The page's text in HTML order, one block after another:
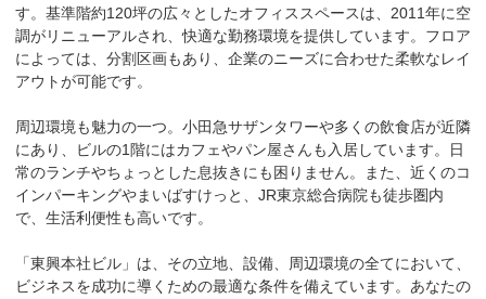
す。基準階約120坪の広々としたオフィススペースは、2011年に空
調がリニューアルされ、快適な勤務環境を提供しています。フロア
によっては、分割区画もあり、企業のニーズに合わせた柔軟なレイ
アウトが可能です。
周辺環境も魅力の一つ。小田急サザンタワーや多くの飲食店が近隣
にあり、ビルの1階にはカフェやパン屋さんも入居しています。日
常のランチやちょっとした息抜きにも困りません。また、近くのコ
インパーキングやまいばすけっと、JR東京総合病院も徒歩圏内
で、生活利便性も高いです。
「東興本社ビル」は、その立地、設備、周辺環境の全てにおいて、
ビジネスを成功に導くための最適な条件を備えています。あなたの